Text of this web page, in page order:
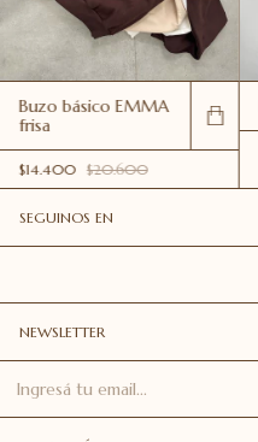
Buzo básico EMMA
frisa
$14.400 $20.600
SEGUINOS EN
NEWSLETTER